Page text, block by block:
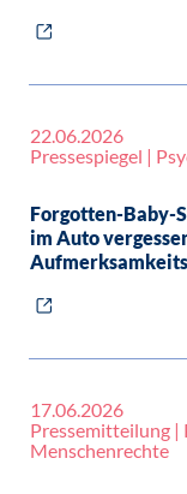
22.06.2026
Pressespiegel |
Forgotten-Baby-
im Auto
17.06.2026
Pressemitteilung |
Menschenrechte